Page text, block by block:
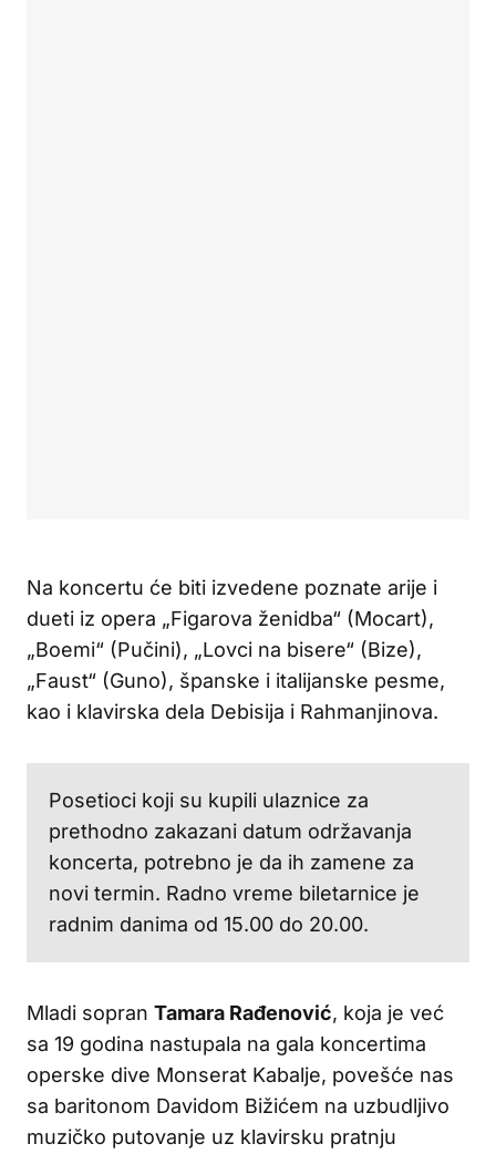
Na koncertu će biti izvedene poznate arije i
dueti iz opera „Figarova ženidba“ (Mocart),
„Boemi“ (Pučini), „Lovci na bisere“ (Bize),
„Faust“ (Guno), španske i italijanske pesme,
kao i klavirska dela Debisija i Rahmanjinova.
Posetioci koji su kupili ulaznice za
prethodno zakazani datum održavanja
koncerta, potrebno je da ih zamene za
novi termin. Radno vreme biletarnice je
radnim danima od 15.00 do 20.00.
Mladi sopran Tamara Rađenović, koja je već
sa 19 godina nastupala na gala koncertima
operske dive Monserat Kabalje, povešće nas
sa baritonom Davidom Bižićem na uzbudljivo
muzičko putovanje uz klavirsku pratnju